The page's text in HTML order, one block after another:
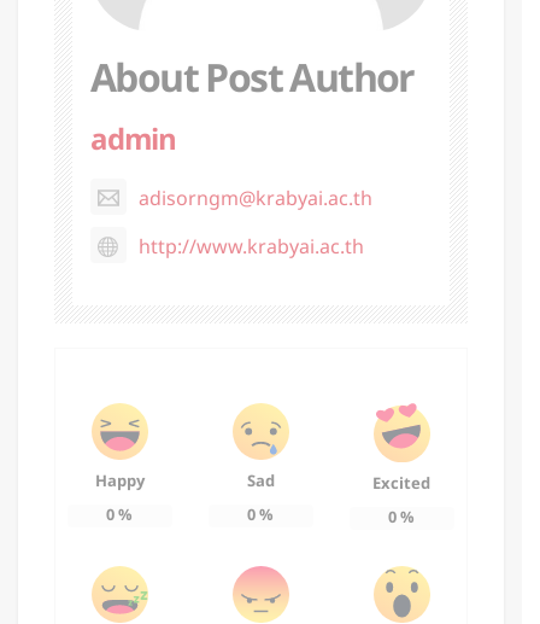
About Post Author
admin
adisorngm@krabyai.ac.th
http://www.krabyai.ac.th
Happy
0%
Sad
0%
Excited
0%